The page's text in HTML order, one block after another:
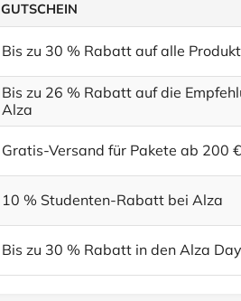
GUTSCHEIN
Bis zu 30 % Rabatt auf alle
Bis zu 26 % Rabatt auf die
Alza
Gratis-Versand für Pakete ab 200
10 % Studenten-Rabatt bei Alza
Bis zu 30 % Rabatt in den Alza